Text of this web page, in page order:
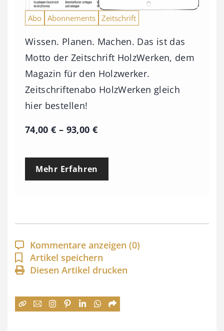
Abo Abonnements Zeitschrift
Wissen. Planen. Machen. Das ist das
Motto der Zeitschrift HolzWerken, dem
Magazin für den Holzwerker.
Zeitschriftenabo HolzWerken gleich
hier bestellen!
74,00€ – 93,00 €P
e
p
a
n
n
:
Mehr Erfahren
Kommentare anzeigen (0)
Artikel speichern
Diesen Artikel drucken